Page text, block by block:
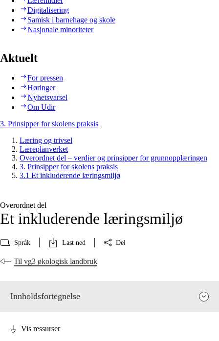
Digitalisering
Samisk i barnehage og skole
Nasjonale minoriteter
Aktuelt
For pressen
Høringer
Nyhetsvarsel
Om Udir
3. Prinsipper for skolens praksis
Læring og trivsel
Læreplanverket
Overordnet del – verdier og prinsipper for grunnopplæringen
3. Prinsipper for skolens praksis
3.1 Et inkluderende læringsmiljø
Overordnet del
Et inkluderende læringsmiljø
Språk Last ned Del
Til vg3 økologisk landbruk
Innholdsfortegnelse
Vis ressurser